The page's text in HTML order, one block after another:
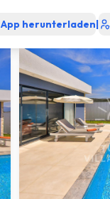
App herunterladen|